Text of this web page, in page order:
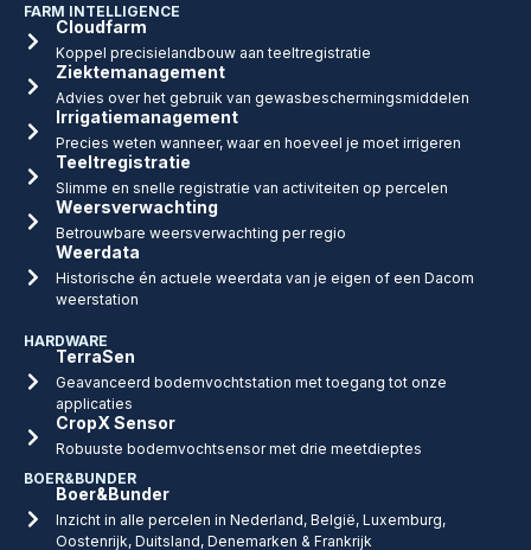
FARM INTELLIGENCE
Cloudfarm
Koppel precisielandbouw aan teeltregistratie
Ziektemanagement
Advies over het gebruik van gewasbeschermingsmiddelen
Irrigatiemanagement
Precies weten wanneer, waar en hoeveel je moet irrigeren
Teeltregistratie
Slimme en snelle registratie van activiteiten op percelen
Weersverwachting
Betrouwbare weersverwachting per regio
Weerdata
Historische én actuele weerdata van je eigen of een Dacom
weerstation
HARDWARE
TerraSen
Geavanceerd bodemvochtstation met toegang tot onze
applicaties
CropX Sensor
Robuuste bodemvochtsensor met drie meetdieptes
BOER&BUNDER
Boer&Bunder
Inzicht in alle percelen in Nederland, België, Luxemburg,
Oostenrijk, Duitsland, Denemarken & Frankrijk